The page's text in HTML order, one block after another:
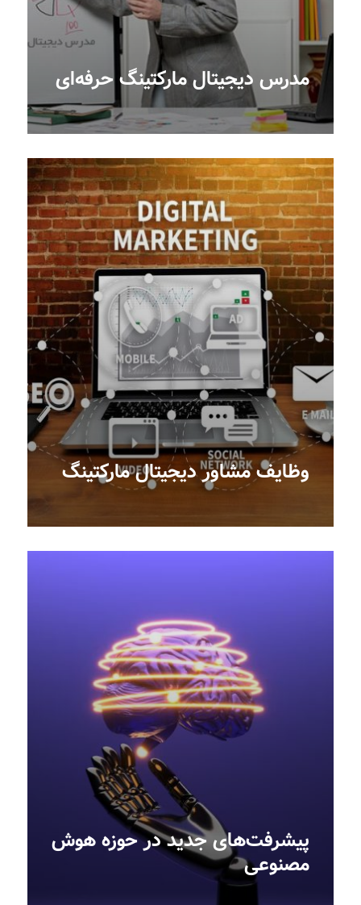
مدرس دیجیتال مارکتینگ حرفه‌ای
وظایف مشاور دیجیتال مارکتینگ
پیشرفت‌های جدید در حوزه هوش
مصنوعی